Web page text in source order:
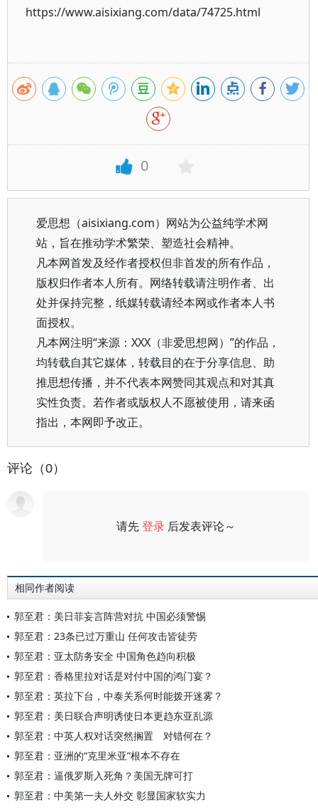
https://www.aisixiang.com/data/74725.html
0
爱思想（aisixiang.com）网站为公益纯学术网
站，旨在推动学术繁荣、塑造社会精神。
凡本网首发及经作者授权但非首发的所有作品，
版权归作者本人所有。网络转载请注明作者、出
处并保持完整，纸媒转载请经本网或作者本人书
面授权。
凡本网注明“来源：XXX（非爱思想网）”的作品，
均转载自其它媒体，转载目的在于分享信息、助
推思想传播，并不代表本网赞同其观点和对其真
实性负责。若作者或版权人不愿被使用，请来函
指出，本网即予改正。
评论（0）
请先登录 后发表评论～
相同作者阅读
郭至君：美日菲妄言阵营对抗 中国必须警惕
郭至君：23条已过万重山 任何攻击皆徒劳
郭至君：亚太防务安全 中国角色趋向积极
郭至君：香格里拉对话是对付中国的鸿门宴？
郭至君：英拉下台，中泰关系何时能拨开迷雾？
郭至君：美日联合声明诱使日本更趋东亚乱源
郭至君：中英人权对话突然搁置 对错何在？
郭至君：亚洲的“克里米亚”根本不存在
郭至君：逼俄罗斯入死角？美国无牌可打
郭至君：中美第一夫人外交 彰显国家软实力